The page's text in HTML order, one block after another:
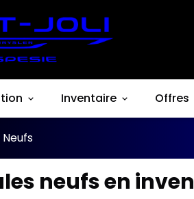
Inventaire Offres
neufs en